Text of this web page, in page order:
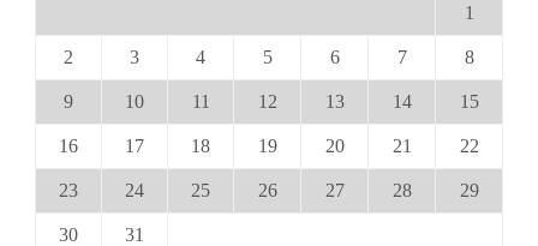
1
2 3 4 5 6 7 8
9 10 11 12 13 14 15
16 17 18 19 20 21 22
23 24 25 26 27 28 29
30 31